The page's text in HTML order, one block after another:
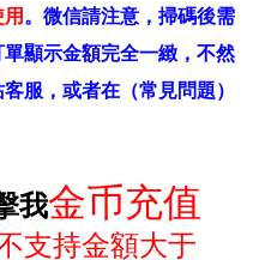
。 微信請注意，掃碼後需
顯示金額完全一緻，不然
服，或者在（常見問題）
我金币充值
支持金額大于